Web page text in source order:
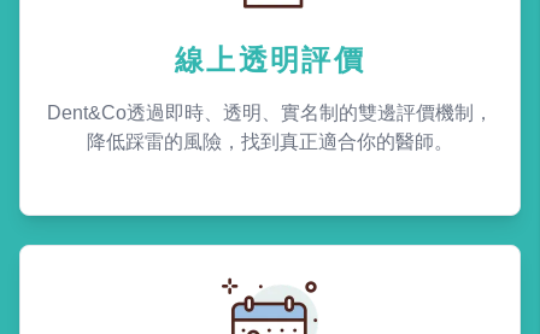
線上透明評價
Dent&Co透過即時、透明、實名制的雙邊評價機制，
降低踩雷的風險，找到真正適合你的醫師。